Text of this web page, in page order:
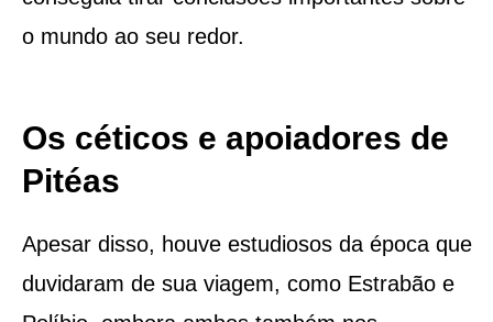
o mundo ao seu redor.
Os céticos e apoiadores de
Pitéas
Apesar disso, houve estudiosos da época que
duvidaram de sua viagem, como Estrabão e